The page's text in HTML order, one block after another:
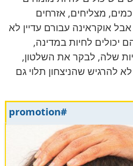
מצליחים, אזרחים
אבל אוקראינה עבורם עדיין לא
יכולים לחיות במדינה,
שלה, לבקר את השלטון,
להרגיש שהניצחון תלוי גם
#promotion